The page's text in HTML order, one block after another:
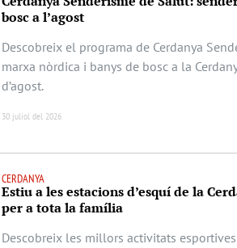
bosc a l’agost
Descobreix el programa de Cerdanya
marxa nòrdica i banys de bosc a la
d’agost.
30 juliol del 2026
CERDANYA
Estiu a les estacions d’esquí de la
per a tota la família
Descobreix les millors activitats